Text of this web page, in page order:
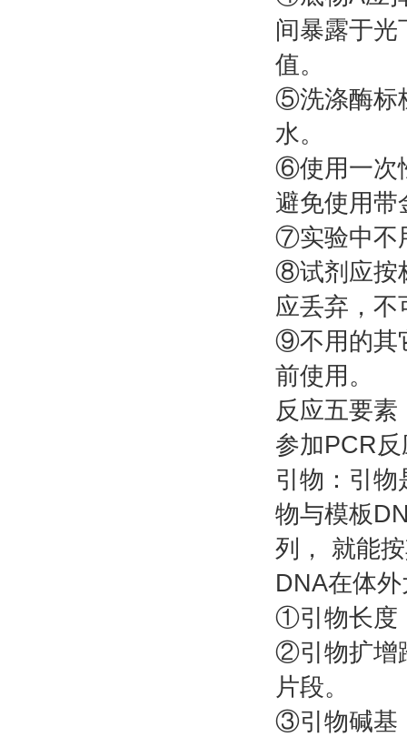
间暴露于
值。
⑤洗涤酶标
水。
⑥使用一次
避免使用带
⑦实验中不
⑧试剂应按
应丢弃，不
⑨不用的其
前使用。
反应五要素
参加PCR
引物：引
物与模板
列， 就能
DNA在体
①引物长度
②引物扩增
片段。
③引物碱基